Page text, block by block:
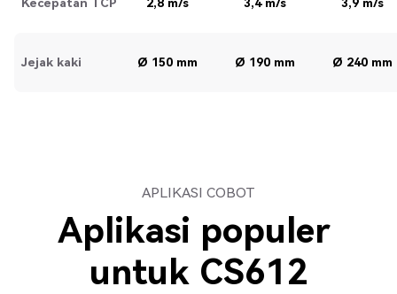
Jejak kaki Ø 150 mm Ø 190 mm Ø 240 mm
APLIKASI COBOT
Aplikasi populer
untuk CS612